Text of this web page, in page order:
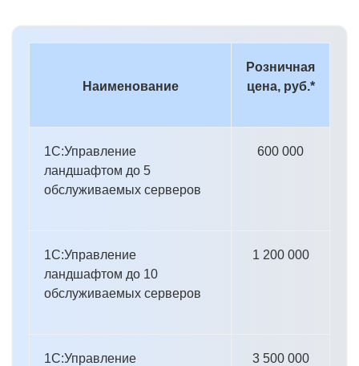
Наименование
Розничная
цена, руб.*
1С:Управление
ландшафтом до 5
обслуживаемых серверов
600 000
1С:Управление
ландшафтом до 10
обслуживаемых серверов
1 200 000
1С:Управление
3 500 000